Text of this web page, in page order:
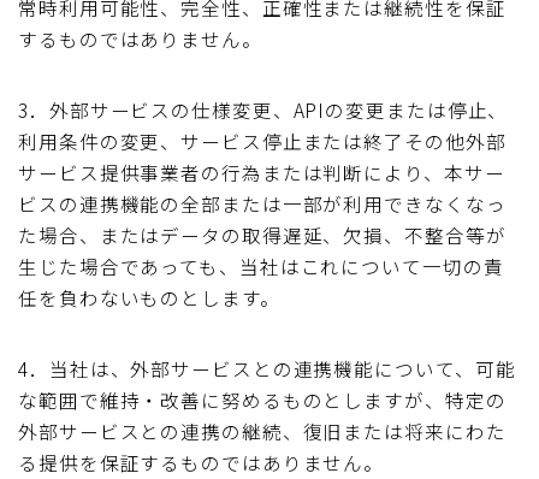
常時利用可能性、完全性、正確性または継続性を保証
するものではありません。
3．外部サービスの仕様変更、APIの変更または停止、
利用条件の変更、サービス停止または終了その他外部
サービス提供事業者の行為または判断により、本サー
ビスの連携機能の全部または一部が利用できなくなっ
た場合、またはデータの取得遅延、欠損、不整合等が
生じた場合であっても、当社はこれについて一切の責
任を負わないものとします。
4．当社は、外部サービスとの連携機能について、可能
な範囲で維持・改善に努めるものとしますが、特定の
外部サービスとの連携の継続、復旧または将来にわた
る提供を保証するものではありません。